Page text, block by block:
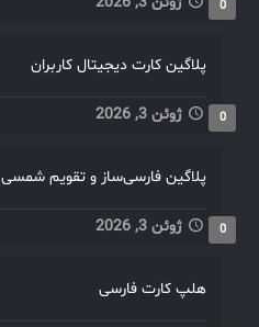
0
پلاگین کارت دیجیتال کاربران
ژوئن 3, 2026 0
پلاگین فارسی‌ساز و تقویم شمسی
ژوئن 3, 2026 0
هلپ کارت فارسی